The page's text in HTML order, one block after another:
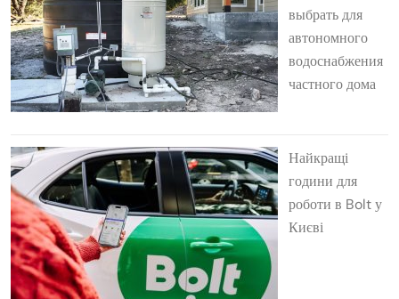
выбрать для
автономного
водоснабжения
частного дома
Найкращі
години для
роботи в Bolt у
Києві